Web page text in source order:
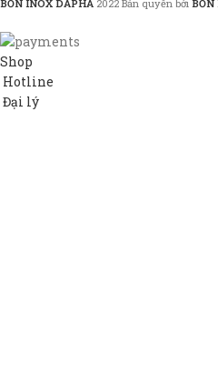
BỒN INOX DAPHA 2022 Bản quyền bởi BỒN
Shop
Hotline
Đại lý